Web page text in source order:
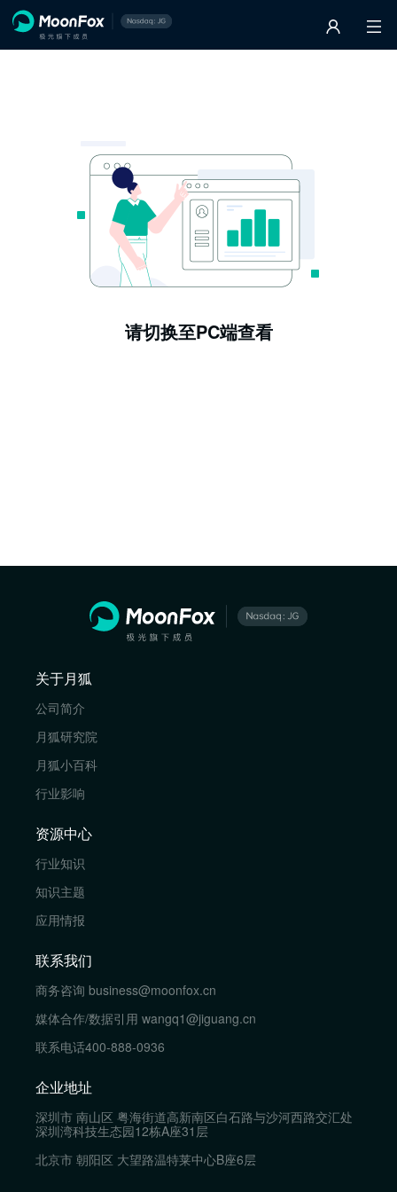
请切换至PC端查看
关于月狐
公司简介
月狐研究院
月狐小百科
行业影响
资源中心
行业知识
知识主题
应用情报
联系我们
商务咨询 business@moonfox.cn
媒体合作/数据引用 wangq1@jiguang.cn
联系电话400-888-0936
企业地址
深圳市 南山区 粤海街道高新南区白石路与沙河西路交汇处
深圳湾科技生态园12栋A座31层
北京市 朝阳区 大望路温特莱中心B座6层